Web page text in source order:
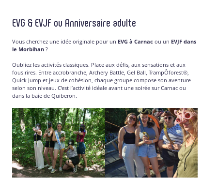
EVG & EVJF ou Anniversaire adulte
Vous cherchez une idée originale pour un EVG à Carnac ou un EVJF dans
le Morbihan ?
Oubliez les activités classiques. Place aux défis, aux sensations et aux
fous rires. Entre accrobranche, Archery Battle, Gel Ball, TrampÔforest®,
Quick Jump et jeux de cohésion, chaque groupe compose son aventure
selon son niveau. C’est l’activité idéale avant une soirée sur Carnac ou
dans la baie de Quiberon.